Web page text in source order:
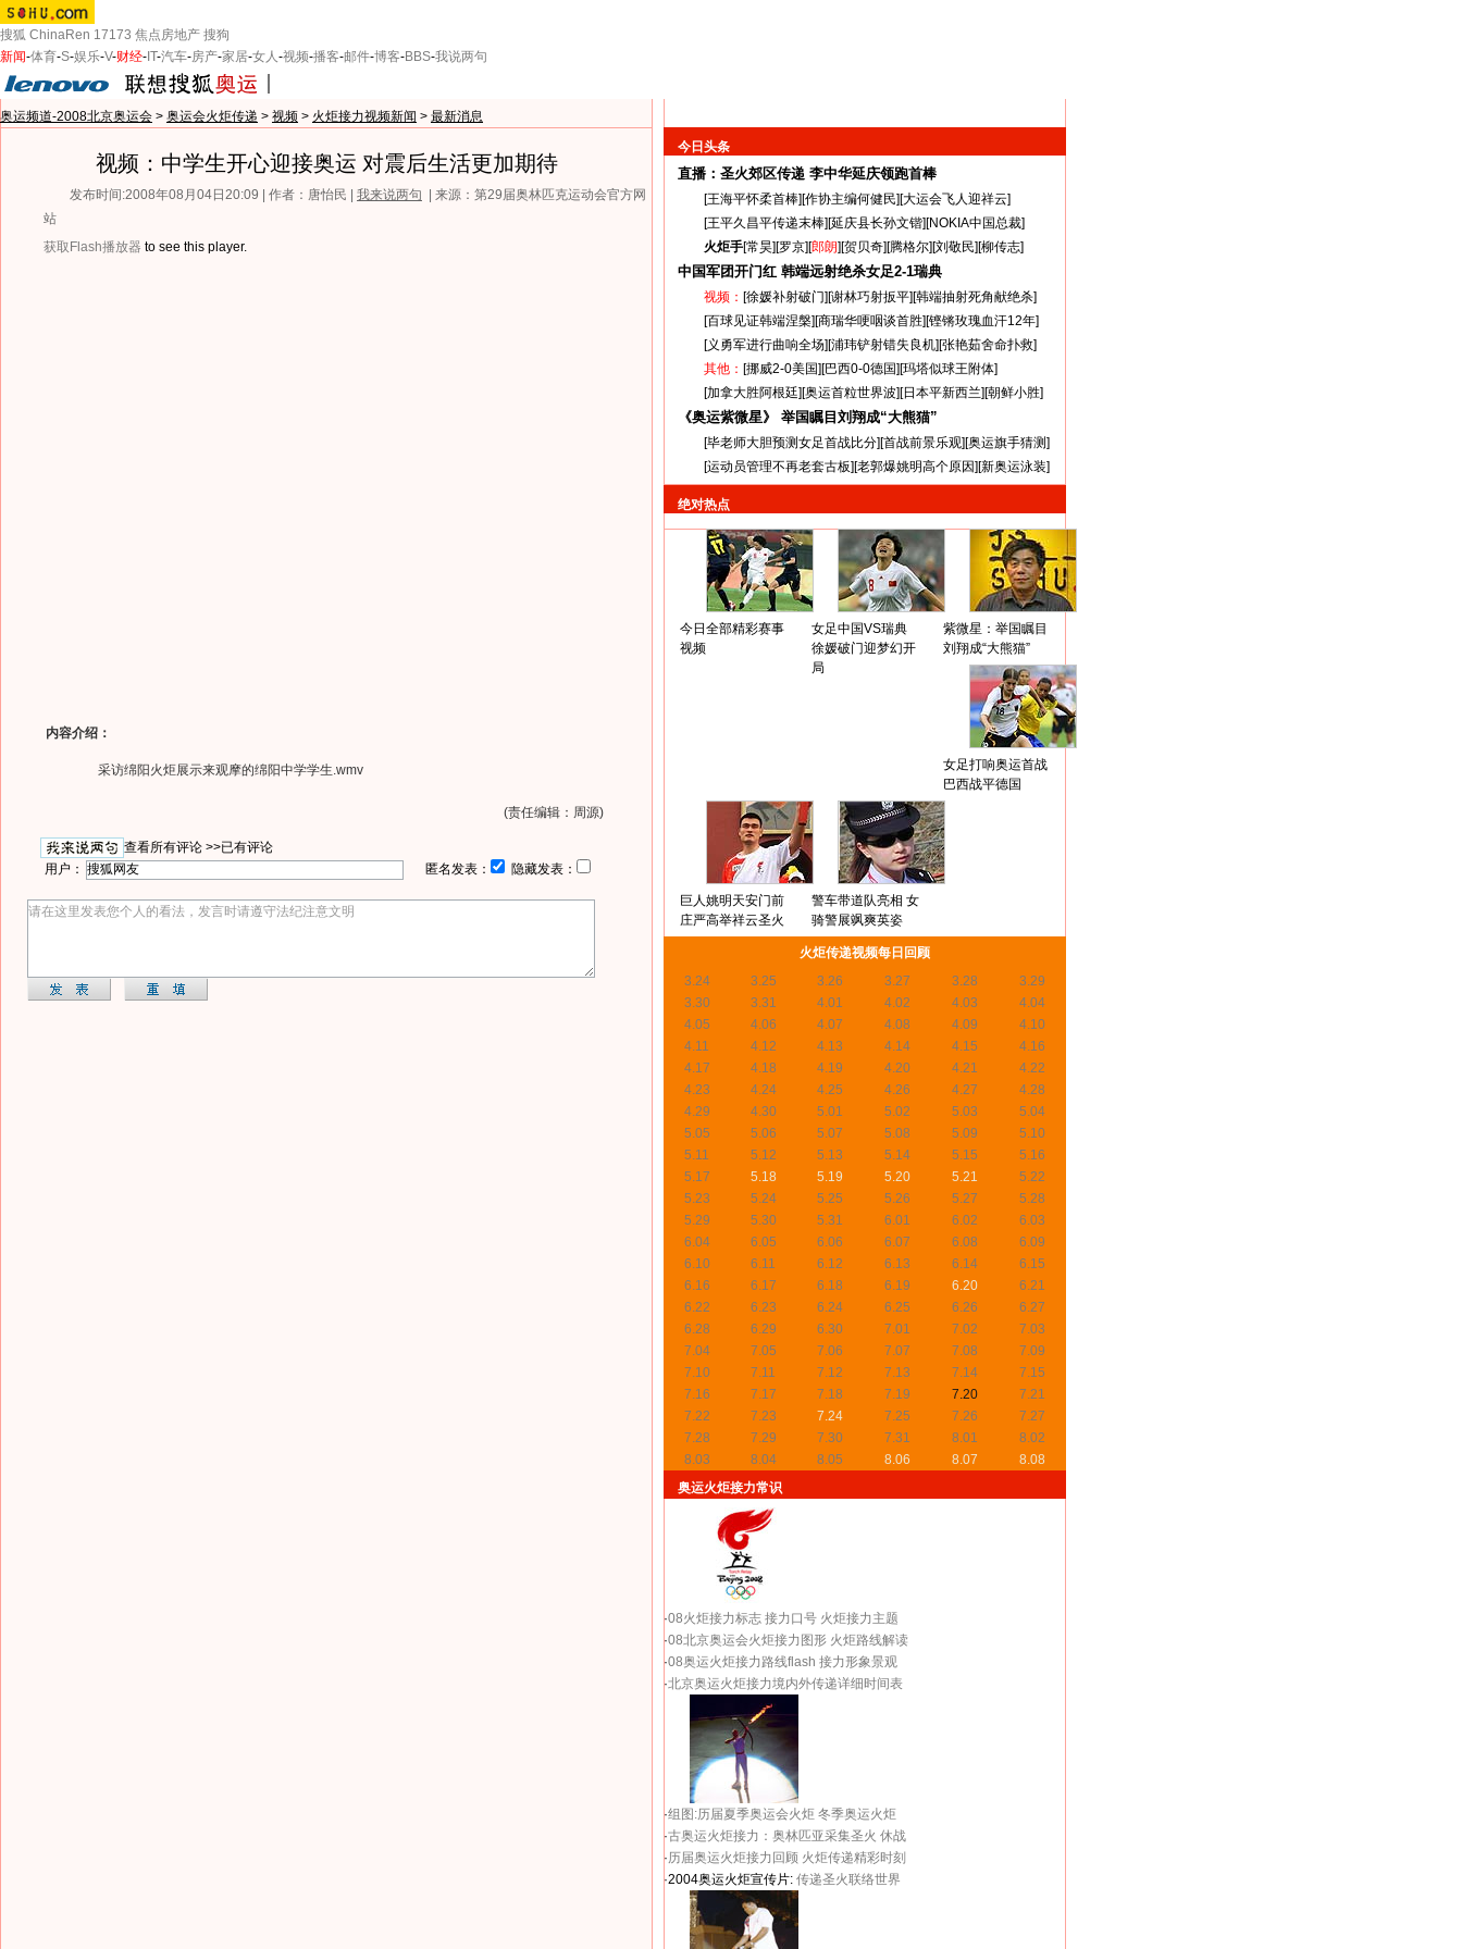
搜狐 ChinaRen 17173 焦点房地产 搜狗
新闻-体育-S-娱乐-V-财经- IT-汽车-房产-家居-女人-视频-播客-邮件-博客-BBS-我说两句
奥运频道-2008北京奥运会 > 奥运会火炬传递 > 视频 > 火炬接力视频新闻 > 最新消息
视频：中学生开心迎接奥运 对震后生活更加期待
发布时间:2008年08月04日20:09 | 作者：唐怡民 | 我来说两句
| 来源：第29届奥林匹克运动会官方网
站
获取Flash播放器 to see this player.
内容介绍：
采访绵阳火炬展示来观摩的绵阳中学学生.wmv
(责任编辑：周源)
查看所有评论 >>已有评论
用户：
匿名发表： 隐藏发表：
今日头条
直播：圣火郊区传递 李中华延庆领跑首棒
[王海平怀柔首棒][作协主编何健民][大运会飞人迎祥云]
[王平久昌平传递末棒][延庆县长孙文锴][NOKIA中国总裁]
火炬手[常昊][罗京][郎朗][贺贝奇][腾格尔][刘敬民][柳传志]
中国军团开门红 韩端远射绝杀女足2-1瑞典
视频： [徐媛补射破门][谢林巧射扳平][韩端抽射死角献绝杀]
[百球见证韩端涅槃][商瑞华哽咽谈首胜][铿锵玫瑰血汗12年]
[义勇军进行曲响全场][浦玮铲射错失良机][张艳茹舍命扑救]
其他： [挪威2-0美国][巴西0-0德国][玛塔似球王附体]
[加拿大胜阿根廷][奥运首粒世界波][日本平新西兰][朝鲜小胜]
《奥运紫微星》 举国瞩目刘翔成“大熊猫”
[毕老师大胆预测女足首战比分][首战前景乐观][奥运旗手猜测]
[运动员管理不再老套古板][老郭爆姚明高个原因][新奥运泳装]
绝对热点
今日全部精彩赛事
视频
女足中国VS瑞典
徐媛破门迎梦幻开
局
紫微星：举国瞩目
刘翔成“大熊猫”
女足打响奥运首战
巴西战平德国
巨人姚明天安门前
庄严高举祥云圣火
警车带道队亮相 女
骑警展飒爽英姿
火炬传递视频每日回顾
3.24
3.25 3.26 3.27 3.28
3.29
3.30
3.31 4.01 4.02 4.03
4.04
4.05
4.06 4.07 4.08 4.09
4.10
4.11
4.12 4.13 4.14 4.15
4.16
4.17
4.18 4.19 4.20 4.21
4.22
4.23
4.24 4.25 4.26 4.27
4.28
4.29
4.30 5.01 5.02 5.03
5.04
5.05
5.06 5.07 5.08 5.09
5.10
5.11
5.12 5.13 5.14 5.15
5.16
5.17
5.18 5.19 5.20 5.21
5.22
5.23
5.24 5.25 5.26 5.27
5.28
5.29
5.30 5.31 6.01 6.02
6.03
6.04
6.05 6.06 6.07 6.08
6.09
6.10
6.11 6.12 6.13 6.14
6.15
6.16
6.17 6.18 6.19 6.20
6.21
6.22
6.23 6.24 6.25 6.26
6.27
6.28
6.29 6.30 7.01 7.02
7.03
7.04
7.05 7.06 7.07 7.08
7.09
7.10
7.11 7.12 7.13 7.14
7.15
7.16
7.17 7.18 7.19 7.20
7.21
7.22
7.23 7.24 7.25 7.26
7.27
7.28
7.29 7.30 7.31 8.01
8.02
8.03
8.04 8.05 8.06 8.07
8.08
奥运火炬接力常识
·08火炬接力标志 接力口号 火炬接力主题
·08北京奥运会火炬接力图形 火炬路线解读
·08奥运火炬接力路线flash 接力形象景观
·北京奥运火炬接力境内外传递详细时间表
·组图:历届夏季奥运会火炬 冬季奥运火炬
·古奥运火炬接力：奥林匹亚采集圣火 休战
·历届奥运火炬接力回顾 火炬传递精彩时刻
·2004奥运火炬宣传片: 传递圣火联络世界